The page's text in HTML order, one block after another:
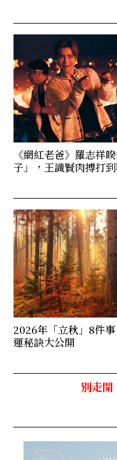
《網紅老爸》羅志祥
子」，王識賢肉搏打
2026年「立秋」8件
運秘訣大公開
別走